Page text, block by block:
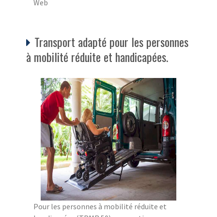
Web
Transport adapté pour les personnes
à mobilité réduite et handicapées.
Pour les personnes à mobilité réduite et